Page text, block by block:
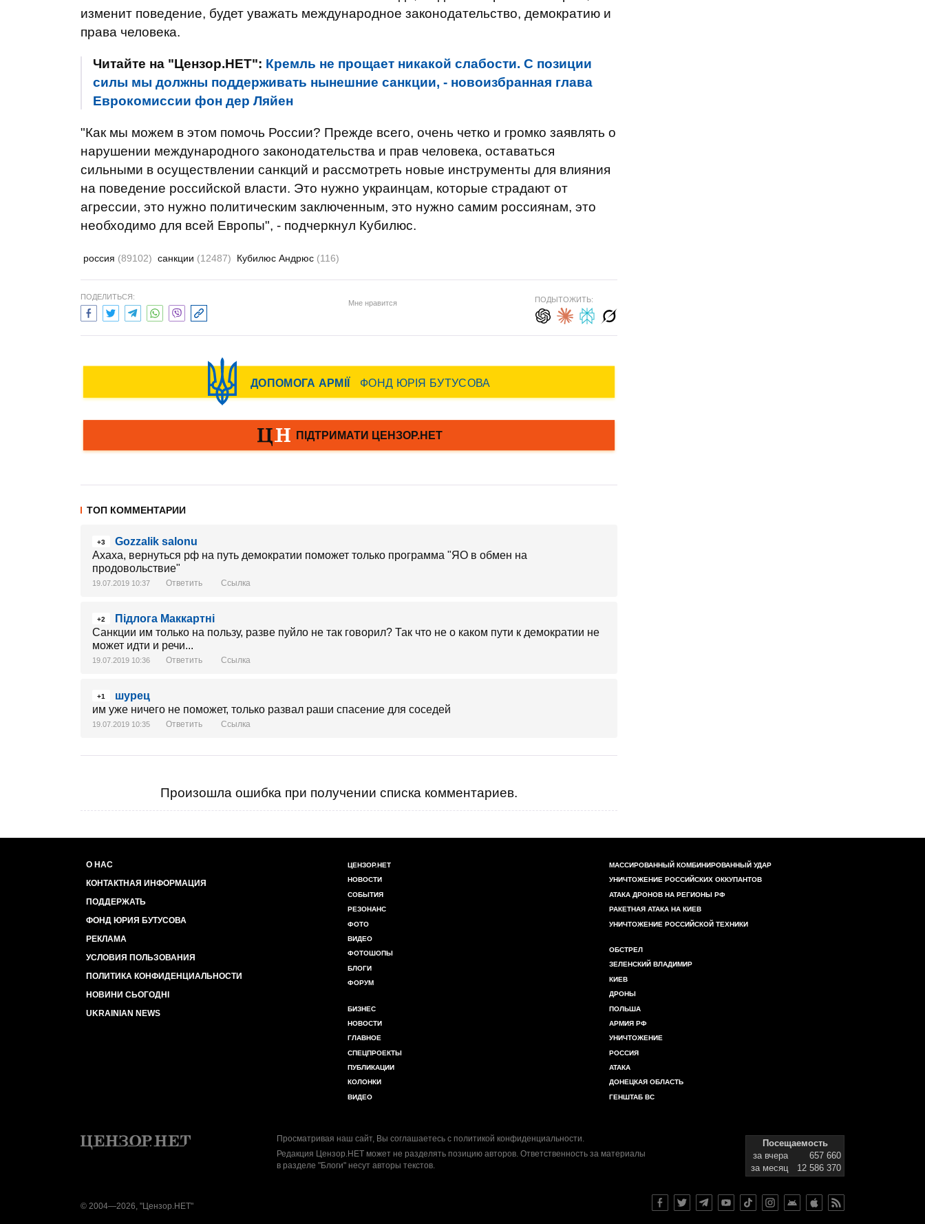
изменит поведение, будет уважать международное законодательство, демократию и
права человека.
Читайте на "Цензор.НЕТ": Кремль не прощает никакой слабости. С позиции
силы мы должны поддерживать нынешние санкции, - новоизбранная глава
Еврокомиссии фон дер Ляйен
"Как мы можем в этом помочь России? Прежде всего, очень четко и громко заявлять о
нарушении международного законодательства и прав человека, оставаться
сильными в осуществлении санкций и рассмотреть новые инструменты для влияния
на поведение российской власти. Это нужно украинцам, которые страдают от
агрессии, это нужно политическим заключенным, это нужно самим россиянам, это
необходимо для всей Европы", - подчеркнул Кубилюс.
россия (89102) санкции (12487) Кубилюс Андрюс (116)
ПОДЕЛИТЬСЯ:
Мне нравится ПОДЫТОЖИТЬ:
ТОП КОММЕНТАРИИ
+3
Gozzalik salonu
Ахаха, вернуться рф на путь демократии поможет только программа "ЯО в обмен на
продовольствие"
19.07.2019 10:37 Ответить Ссылка
+2
Підлога Маккартні
Санкции им только на пользу, разве пуйло не так говорил? Так что не о каком пути к демократии не
может идти и речи...
19.07.2019 10:36 Ответить Ссылка
+1
шурец
им уже ничего не поможет, только развал раши спасение для соседей
19.07.2019 10:35 Ответить Ссылка
Произошла ошибка при получении списка комментариев.
О НАС
КОНТАКТНАЯ ИНФОРМАЦИЯ
ПОДДЕРЖАТЬ
ФОНД ЮРИЯ БУТУСОВА
РЕКЛАМА
УСЛОВИЯ ПОЛЬЗОВАНИЯ
ПОЛИТИКА КОНФИДЕНЦИАЛЬНОСТИ
НОВИНИ СЬОГОДНІ
UKRAINIAN NEWS
ЦЕНЗОР.НЕТ
НОВОСТИ
СОБЫТИЯ
РЕЗОНАНС
ФОТО
ВИДЕО
ФОТОШОПЫ
БЛОГИ
ФОРУМ
БИЗНЕС
НОВОСТИ
ГЛАВНОЕ
СПЕЦПРОЕКТЫ
ПУБЛИКАЦИИ
КОЛОНКИ
ВИДЕО
МАССИРОВАННЫЙ КОМБИНИРОВАННЫЙ УДАР
УНИЧТОЖЕНИЕ РОССИЙСКИХ ОККУПАНТОВ
АТАКА ДРОНОВ НА РЕГИОНЫ РФ
РАКЕТНАЯ АТАКА НА КИЕВ
УНИЧТОЖЕНИЕ РОССИЙСКОЙ ТЕХНИКИ
ОБСТРЕЛ
ЗЕЛЕНСКИЙ ВЛАДИМИР
КИЕВ
ДРОНЫ
ПОЛЬША
АРМИЯ РФ
УНИЧТОЖЕНИЕ
РОССИЯ
АТАКА
ДОНЕЦКАЯ ОБЛАСТЬ
ГЕНШТАБ ВС
Просматривая наш сайт, Вы соглашаетесь с политикой конфиденциальности.
Редакция Цензор.НЕТ может не разделять позицию авторов. Ответственность за материалы
в разделе "Блоги" несут авторы текстов.
Посещаемость
за вчера
657 660
за месяц
12 586 370
© 2004—2026, "Цензор.НЕТ"